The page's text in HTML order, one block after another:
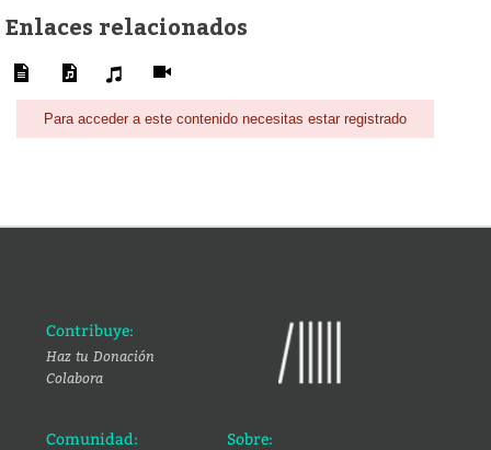
Enlaces relacionados
Para acceder a este contenido necesitas estar registrado
Contribuye:
Haz tu Donación
Colabora
Comunidad: Sobre: